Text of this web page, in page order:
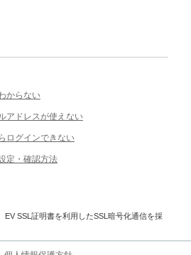
からない
アドレスが使えない
ログインできない
定・確認方法
EV SSL証明書を利用したSSL暗号化通信を採